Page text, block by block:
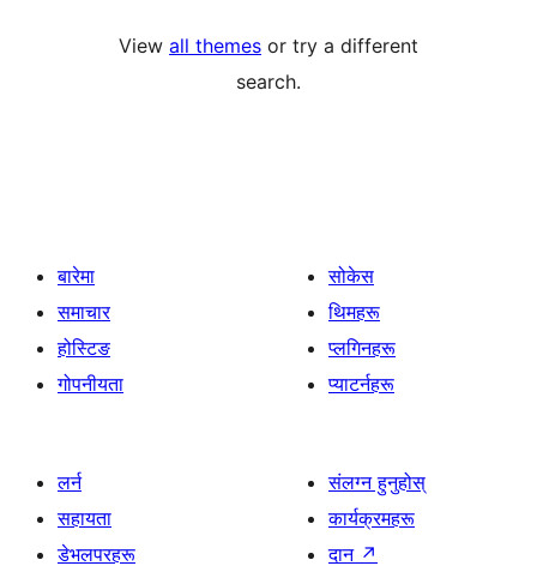
View all themes or try a different
search.
बारेमा
समाचार
होस्टिङ
गोपनीयता
सोकेस
थिमहरू
प्लगिनहरू
प्याटर्नहरू
लर्न
सहायता
डेभलपरहरू
संलग्न हुनुहोस्
कार्यक्रमहरू
दान ↗